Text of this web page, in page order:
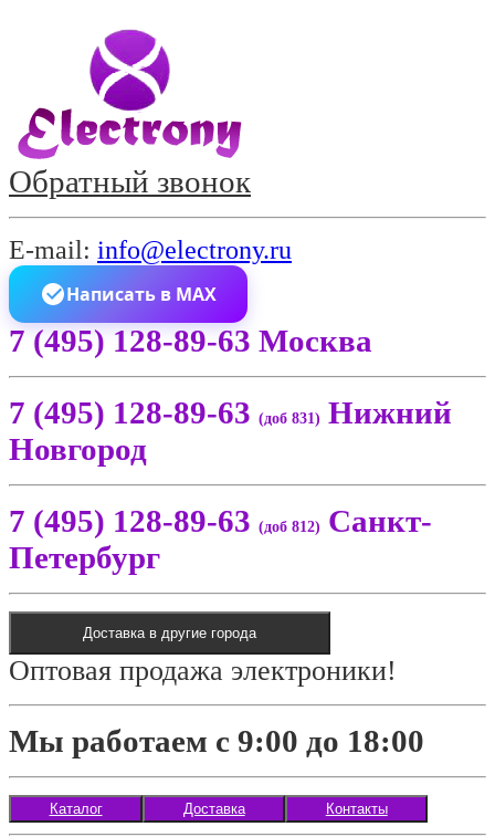
Обратный звонок
E-mail: info@electrony.ru
Написать в MAX
7 (495) 128-89-63 Москва
7 (495) 128-89-63 (доб 831) Нижний
Новгород
7 (495) 128-89-63 (доб 812) Санкт-
Петербург
Доставка в другие города
Оптовая продажа электроники!
Мы работаем с 9:00 до 18:00
Каталог Доставка Контакты